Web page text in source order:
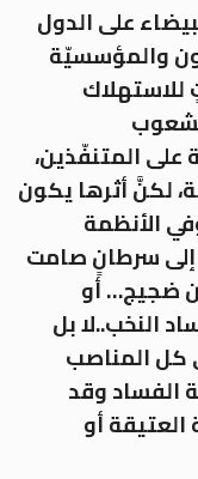
على الدول
والمؤسسيّة
للاستهلاك
المتنفّذين،
لكنَّ أثرها يكون
الأنظمة
إلى سرطانٍ صامت
ضجيج… أو
النخب..لا بل
كل المناصب
الفساد وقد
أو